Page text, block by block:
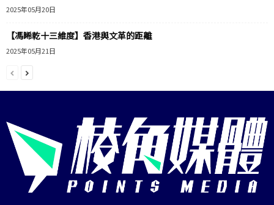
2025年05月20日
【馮睎乾十三維度】香港與文革的距離
2025年05月21日